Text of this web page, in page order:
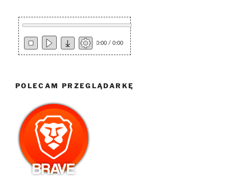
0:00 / 0:00
POLECAM PRZEGLĄDARKĘ